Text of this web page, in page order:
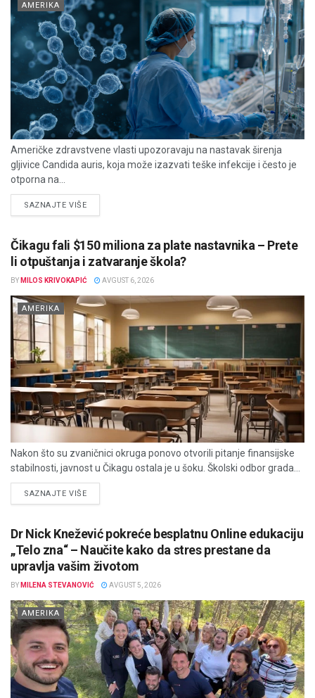
AMERIKA
Američke zdravstvene vlasti upozoravaju na nastavak širenja
gljivice Candida auris, koja može izazvati teške infekcije i često je
otporna na...
SAZNAJTE VIŠEDETAILS
Čikagu fali $150 miliona za plate nastavnika – Prete
li otpuštanja i zatvaranje škola?
BY MILOS KRIVOKAPIĆ AVGUST 6, 2026
AMERIKA
Nakon što su zvaničnici okruga ponovo otvorili pitanje finansijske
stabilnosti, javnost u Čikagu ostala je u šoku. Školski odbor grada...
SAZNAJTE VIŠEDETAILS
Dr Nick Knežević pokreće besplatnu Online edukaciju
„Telo zna“ – Naučite kako da stres prestane da
upravlja vašim životom
BY MILENA STEVANOVIĆ AVGUST 5, 2026
AMERIKA